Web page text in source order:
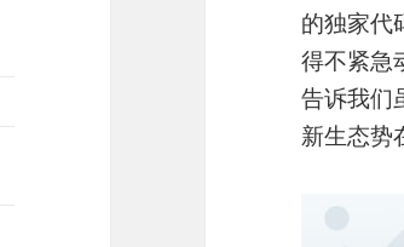
的独家代
得不紧急
告诉我们
新生态势